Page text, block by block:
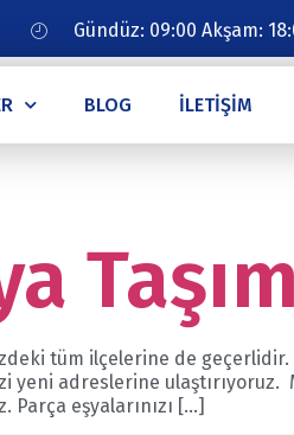
Gündüz: 09:00 Akşam:
BLOG İLETIŞIM
tüm ilçelerine de
adreslerine
eşyalarınızı […]